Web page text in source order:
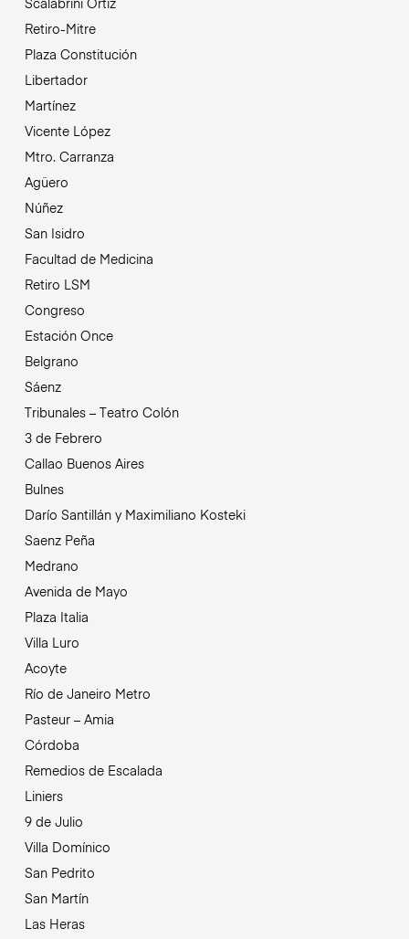
Retiro-Mitre
Plaza Constitución
Libertador
Martínez
Vicente López
Mtro. Carranza
Agüero
Núñez
San Isidro
Facultad de Medicina
Retiro LSM
Congreso
Estación Once
Belgrano
Sáenz
Tribunales – Teatro Colón
3 de Febrero
Callao Buenos Aires
Bulnes
Darío Santillán y Maximiliano Kosteki
Saenz Peña
Medrano
Avenida de Mayo
Plaza Italia
Villa Luro
Acoyte
Río de Janeiro Metro
Pasteur – Amia
Córdoba
Remedios de Escalada
Liniers
9 de Julio
Villa Domínico
San Pedrito
San Martín
Las Heras